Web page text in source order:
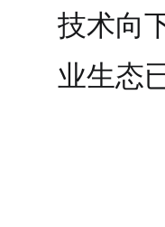
技术向
业生态